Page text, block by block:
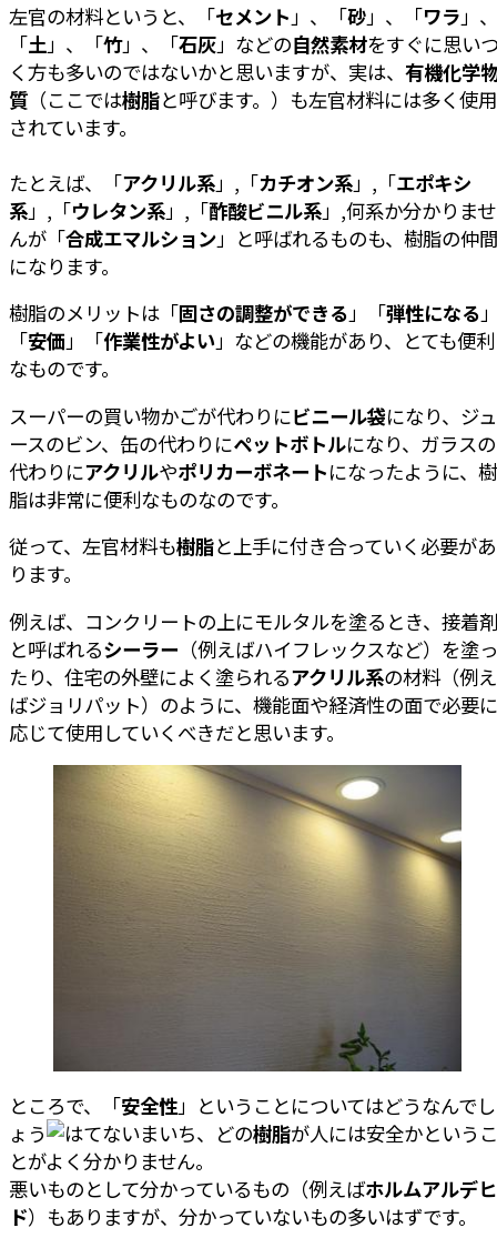
左官の材料というと、「セメント 」、「砂」、「ワラ 」、
「土」、「竹」、「石灰」などの自然素材をすぐに思い
く方も多いのではないかと思いますが、実は、 有機化学
質 （ここでは樹脂と呼びます。）も左官材料には多く使用
されています。
たとえば、「アクリル系」,「カチオン系」,「エポキシ
系」,「ウレタン系」,「酢酸ビニル系」,何系か分かりませ
んが「合成エマルション」と呼ばれるものも、樹脂の仲間
になります。
樹脂のメリットは「固さの調整ができる」「弾性になる
「安価」「作業性がよい」などの機能があり、とても便利
なものです。
スーパーの買い物かごが代わりにビニール袋になり、ジュ
ースのビン、缶の代わりにペットボトルになり、ガラスの
代わりにアクリルやポリカーボネートになったように、樹
脂は非常に便利なものなのです。
従って、左官材料も樹脂と上手に付き合っていく必要があ
ります。
例えば、コンクリートの上にモルタルを塗るとき、接着剤
と呼ばれるシーラー （例えばハイフレックスなど）を塗っ
たり、住宅の外壁によく塗られるアクリル系の材料（例え
ばジョリパット）のように、機能面や経済性の面で必要に
応じて使用していくべきだと思います。
ところで、「安全性」ということについてはどうなんでし
ょう
いまいち、どの樹脂が人には安全かというこ
とがよく分かりません。
悪いものとして分かっているもの（例えばホルムアルデヒ
ド）もありますが、分かっていないもの多いはずです。